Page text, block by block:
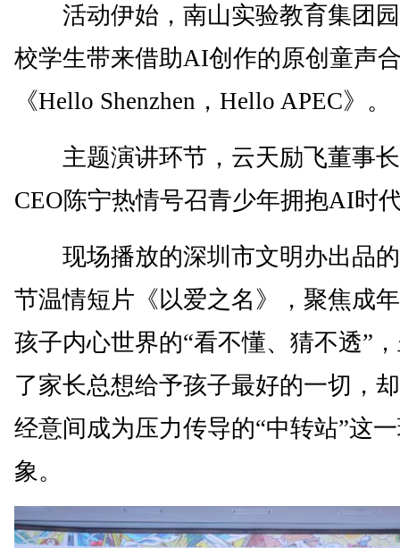
活动伊始，南山实验教育集团
校学生带来借助AI创作的原创童声
《Hello Shenzhen，Hello APEC》。
主题演讲环节，云天励飞董事
CEO陈宁热情号召青少年拥抱AI时
现场播放的深圳市文明办出品
节温情短片《以爱之名》，聚焦成
孩子内心世界的“看不懂、猜不透”
了家长总想给予孩子最好的一切，
经意间成为压力传导的“中转站”这
象。